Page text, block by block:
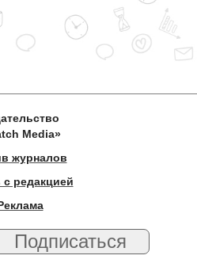
Media»
журналов
с редакцией